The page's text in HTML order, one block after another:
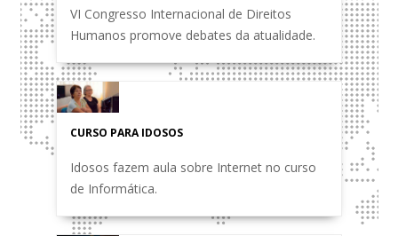
VI Congresso Internacional de Direitos
Humanos promove debates da atualidade.
CURSO PARA IDOSOS
Idosos fazem aula sobre Internet no curso
de Informática.